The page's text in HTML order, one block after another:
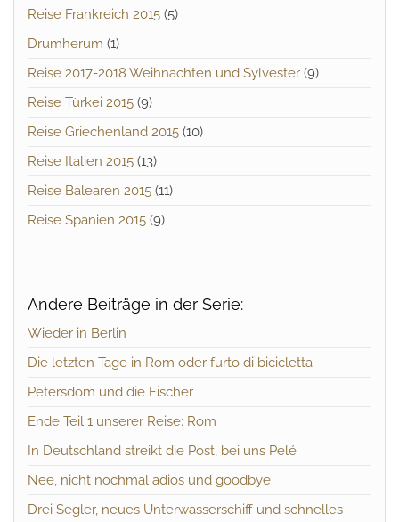
Reise Frankreich 2015 (5)
Drumherum (1)
Reise 2017-2018 Weihnachten und Sylvester (9)
Reise Türkei 2015 (9)
Reise Griechenland 2015 (10)
Reise Italien 2015 (13)
Reise Balearen 2015 (11)
Reise Spanien 2015 (9)
Andere Beiträge in der Serie:
Wieder in Berlin
Die letzten Tage in Rom oder furto di bicicletta
Petersdom und die Fischer
Ende Teil 1 unserer Reise: Rom
In Deutschland streikt die Post, bei uns Pelé
Nee, nicht nochmal adios und goodbye
Drei Segler, neues Unterwasserschiff und schnelles